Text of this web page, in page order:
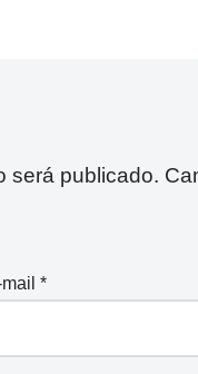
será publicado.
mail*